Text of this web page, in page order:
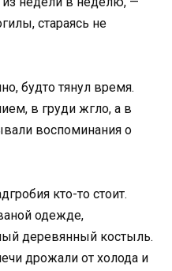
стараясь не
будто тянул время.
в груди жгло, а в
воспоминания о
кто-то стоит.
одежде,
деревянный костыль.
дрожали от холода и